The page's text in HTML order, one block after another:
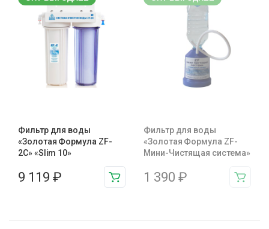
Фильтр для воды
«Золотая Формула ZF-
2С» «Slim 10»
9 119 ₽
Фильтр для воды
«Золотая Формула ZF-
Мини-Чистящая cистема»
1 390 ₽